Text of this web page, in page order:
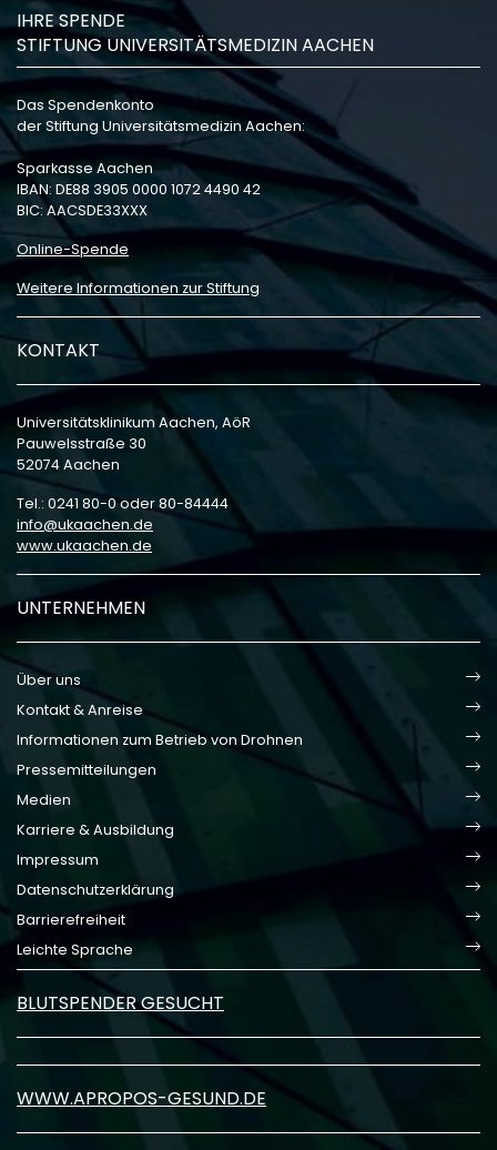
IHRE SPENDE
STIFTUNG UNIVERSITÄTSMEDIZIN AACHEN
Das Spendenkonto
der Stiftung Universitätsmedizin Aachen:
Sparkasse Aachen
IBAN: DE88 3905 0000 1072 4490 42
BIC: AACSDE33XXX
Online-Spende
Weitere Informationen zur Stiftung
KONTAKT
Universitätsklinikum Aachen, AöR
Pauwelsstraße 30
52074 Aachen
Tel.: 0241 80-0 oder 80-84444
info
ukaachen de
www.ukaachen.de
UNTERNEHMEN
Über uns
Kontakt & Anreise
Informationen zum Betrieb von Drohnen
Pressemitteilungen
Medien
Karriere & Ausbildung
Impressum
Datenschutzerklärung
Barrierefreiheit
Leichte Sprache
BLUTSPENDER GESUCHT
WWW.APROPOS-GESUND.DE